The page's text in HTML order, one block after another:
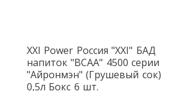
XXI Power Россия "XXI" БАД
напиток "BCAA" 4500 серии
"Айронмэн" (Грушевый сок)
0,5л Бокс 6 шт.